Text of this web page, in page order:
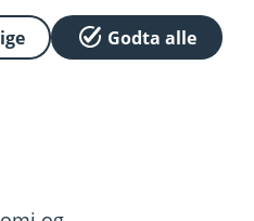
svinger
Godta alle